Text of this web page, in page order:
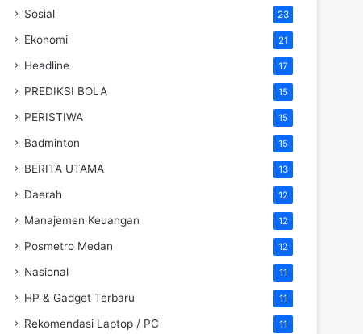
Sosial 23
Ekonomi 21
Headline 17
PREDIKSI BOLA 15
PERISTIWA 15
Badminton 15
BERITA UTAMA 13
Daerah 12
Manajemen Keuangan 12
Posmetro Medan 12
Nasional 11
HP & Gadget Terbaru 11
Rekomendasi Laptop / PC 11